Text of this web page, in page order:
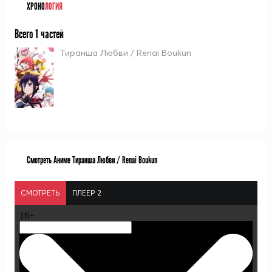
ХРОНОЛОГИЯ
Всего 1 частей
Тиранша Любви / Renai Boukun
Смотреть Аниме Тиранша Любви / Renai Boukun
СМОТРЕТЬ ПЛЕЕР 2